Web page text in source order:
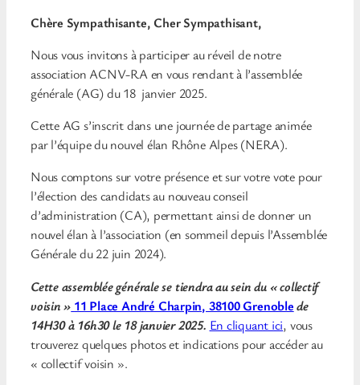
Chère Sympathisante, Cher Sympathisant,
Nous vous invitons à participer au réveil de notre
association ACNV-RA en vous rendant à l’assemblée
générale (AG) du 18 janvier 2025.
Cette AG s’inscrit dans une journée de partage animée
par l’équipe du nouvel élan Rhône Alpes (NERA).
Nous comptons sur votre présence et sur votre vote pour
l’élection des candidats au nouveau conseil
d’administration (CA), permettant ainsi de donner un
nouvel élan à l’association (en sommeil depuis l’Assemblée
Générale du 22 juin 2024).
Cette assemblée générale se tiendra au sein du « collectif
voisin » 11 Place André Charpin, 38100 Grenoblede
14H30 à 16h30 le 18 janvier 2025. En cliquant ici, vous
trouverez quelques photos et indications pour accéder au
« collectif voisin ».